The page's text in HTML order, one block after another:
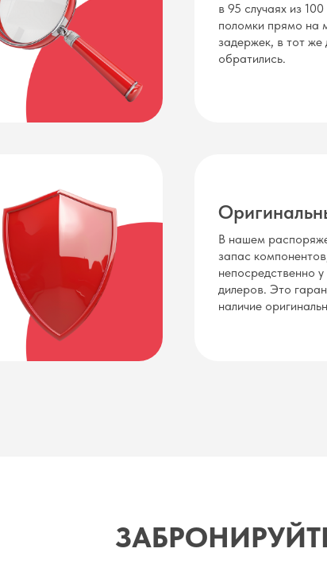
в 95 случаях из
поломки прямо на
задержек, в тот же
обратились.
В нашем
запас
непосредственно
дилеров. Это
наличие